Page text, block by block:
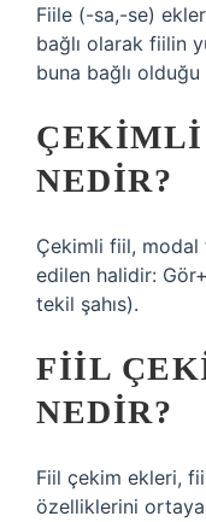
Fiile (-sa,-se)
bağlı olarak fiilin
buna bağlı olduğu
NEDIR?
Çekimli fiil,
edilen halidir:
tekil şahıs).
FIIL
NEDIR?
Fiil çekim ekleri,
özelliklerini ortaya